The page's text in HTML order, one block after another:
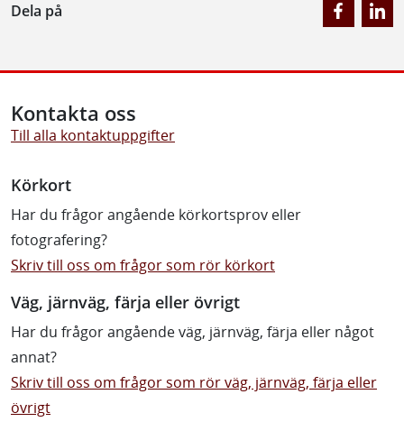
Dela på
Kontakta oss
Till alla kontaktuppgifter
Körkort
Har du frågor angående körkortsprov eller
fotografering?
Skriv till oss om frågor som rör körkort
Väg, järnväg, färja eller övrigt
Har du frågor angående väg, järnväg, färja eller något
annat?
Skriv till oss om frågor som rör väg, järnväg, färja eller
övrigt